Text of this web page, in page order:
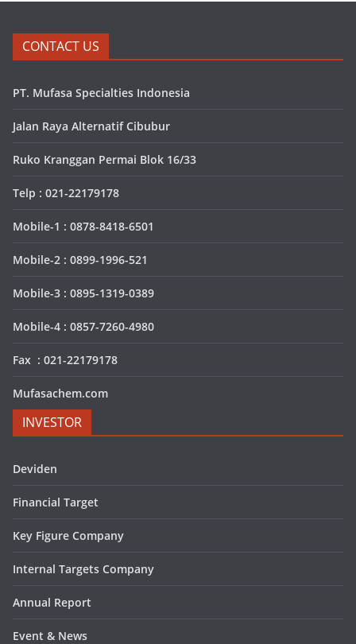
CONTACT US
PT. Mufasa Specialties Indonesia
Jalan Raya Alternatif Cibubur
Ruko Kranggan Permai Blok 16/33
Telp : 021-22179178
Mobile-1 : 0878-8418-6501
Mobile-2 : 0899-1996-521
Mobile-3 : 0895-1319-0389
Mobile-4 : 0857-7260-4980
Fax : 021-22179178
Mufasachem.com
INVESTOR
Deviden
Financial Target
Key Figure Company
Internal Targets Company
Annual Report
Event & News